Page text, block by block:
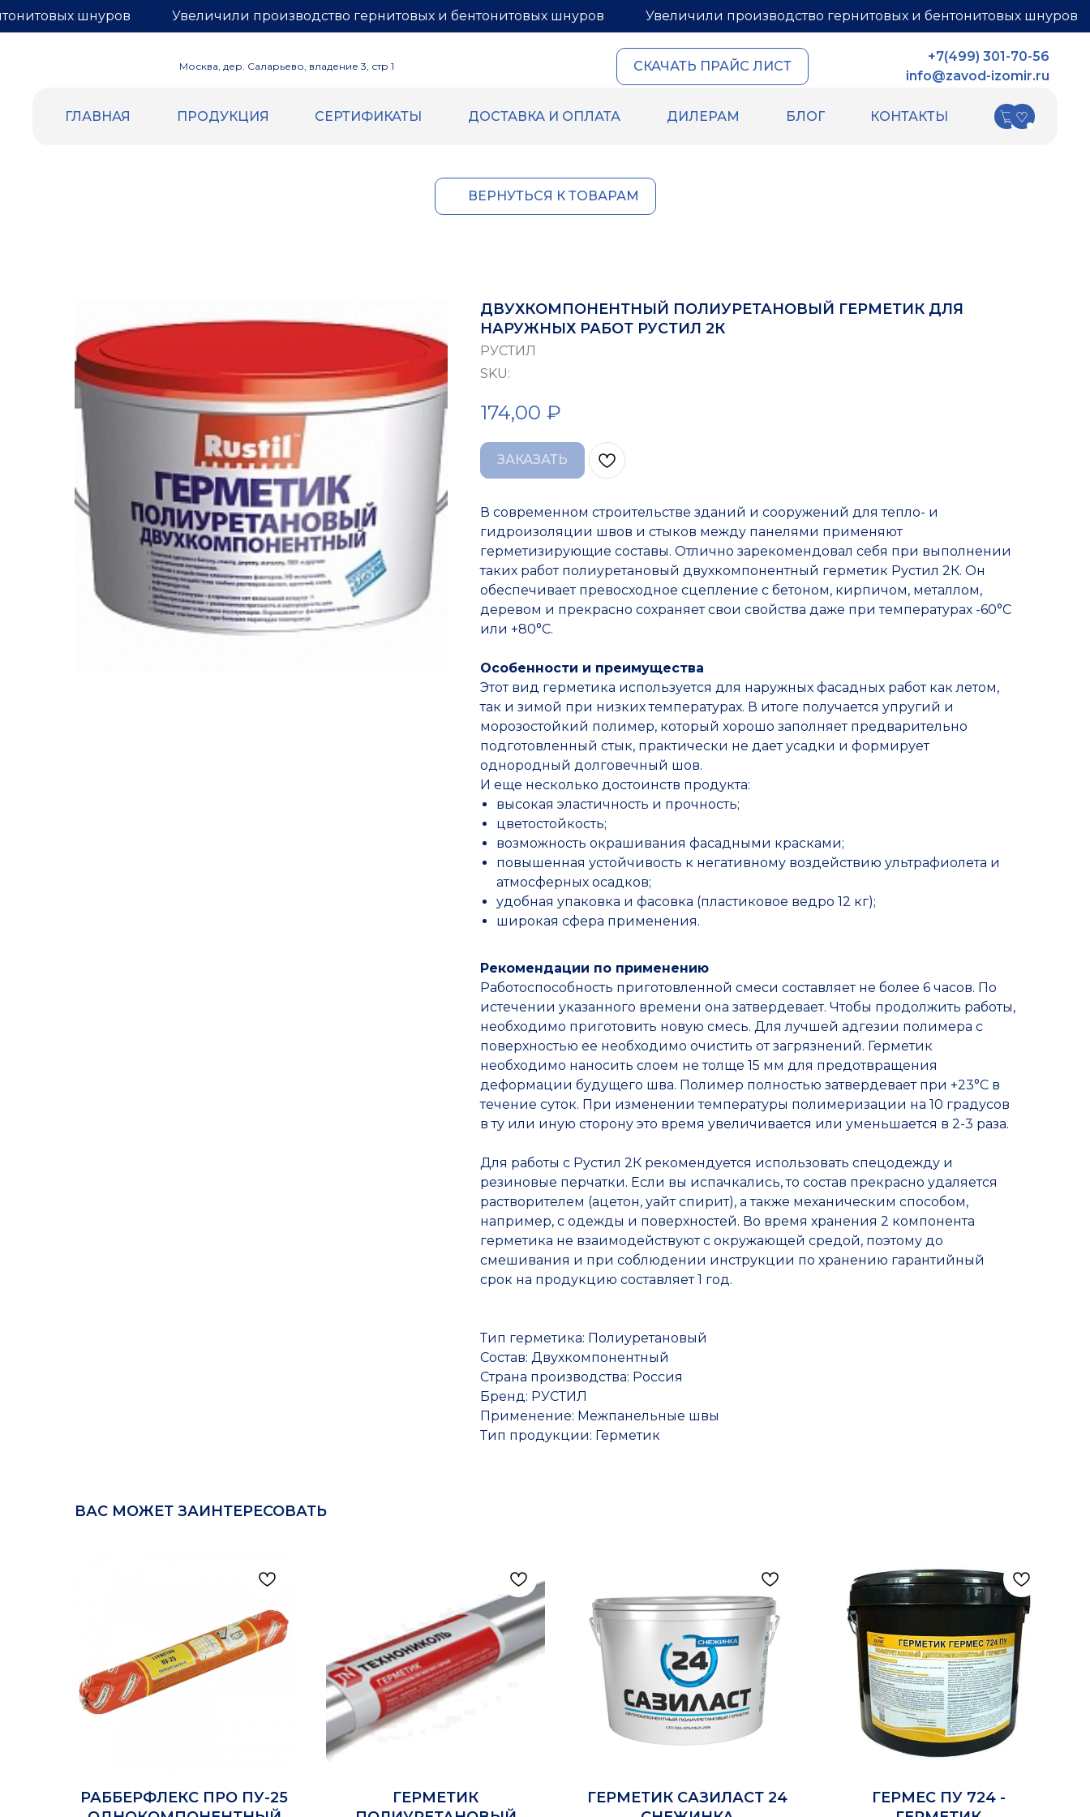
Увеличили производство гернитовых и бентонитовых шнуров
шнуров Увеличили производство гернитовых и бентонитовых шнуров
Москва, дер. Саларьево, владение 3, стр 1 СКАЧАТЬ ПРАЙС ЛИСТ
+7(499) 301-70-56
info@zavod-izomir.ru
ГЛАВНАЯ ПРОДУКЦИЯ СЕРТИФИКАТЫ ДОСТАВКА И ОПЛАТА ДИЛЕРАМ БЛОГ КОНТАКТЫ
ВЕРНУТЬСЯ К ТОВАРАМ
ДВУХКОМПОНЕНТНЫЙ ПОЛИУРЕТАНОВЫЙ ГЕРМЕТИК ДЛЯ
НАРУЖНЫХ РАБОТ РУСТИЛ 2К
РУСТИЛ
SKU:
174,00 ₽
ЗАКАЗАТЬ
В современном строительстве зданий и сооружений для тепло- и
гидроизоляции швов и стыков между панелями применяют
герметизирующие составы. Отлично зарекомендовал себя при выполнении
таких работ полиуретановый двухкомпонентный герметик Рустил 2К. Он
обеспечивает превосходное сцепление с бетоном, кирпичом, металлом,
деревом и прекрасно сохраняет свои свойства даже при температурах -60°C
или +80°C.
Особенности и преимущества
Этот вид герметика используется для наружных фасадных работ как летом,
так и зимой при низких температурах. В итоге получается упругий и
морозостойкий полимер, который хорошо заполняет предварительно
подготовленный стык, практически не дает усадки и формирует
однородный долговечный шов.
И еще несколько достоинств продукта:
высокая эластичность и прочность;
цветостойкость;
возможность окрашивания фасадными красками;
повышенная устойчивость к негативному воздействию ультрафиолета и
атмосферных осадков;
удобная упаковка и фасовка (пластиковое ведро 12 кг);
широкая сфера применения.
Рекомендации по применению
Работоспособность приготовленной смеси составляет не более 6 часов. По
истечении указанного времени она затвердевает. Чтобы продолжить работы,
необходимо приготовить новую смесь. Для лучшей адгезии полимера с
поверхностью ее необходимо очистить от загрязнений. Герметик
необходимо наносить слоем не толще 15 мм для предотвращения
деформации будущего шва. Полимер полностью затвердевает при +23°C в
течение суток. При изменении температуры полимеризации на 10 градусов
в ту или иную сторону это время увеличивается или уменьшается в 2-3 раза.
Для работы с Рустил 2К рекомендуется использовать спецодежду и
резиновые перчатки. Если вы испачкались, то состав прекрасно удаляется
растворителем (ацетон, уайт спирит), а также механическим способом,
например, с одежды и поверхностей. Во время хранения 2 компонента
герметика не взаимодействуют с окружающей средой, поэтому до
смешивания и при соблюдении инструкции по хранению гарантийный
срок на продукцию составляет 1 год.
Тип герметика: Полиуретановый
Состав: Двухкомпонентный
Страна производства: Россия
Бренд: РУСТИЛ
Применение: Межпанельные швы
Тип продукции: Герметик
ВАС МОЖЕТ ЗАИНТЕРЕСОВАТЬ
РАББЕРФЛЕКС ПРО ПУ-25
ГЕРМЕТИК
ГЕРМЕТИК САЗИЛАСТ 24
ГЕРМЕС ПУ 724 -
Подложка под теплый пол (Лавсан |
разметка)
Ложементы
Упаковочные материалы
Этафом
Пенолом
Мастика для межпанельных швов
Герметик «тёплый шов» для
деревянного дома
Korall
Ленты
Уплотнительный шнур HOT ROD XL